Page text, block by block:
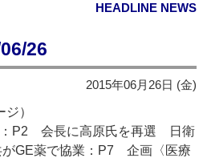
HEADLINE NEWS
26
2015年06月26日 (金)
）
：P2 会長に高原氏を再選 日衛
GE薬で協業：P7 企画〈医療